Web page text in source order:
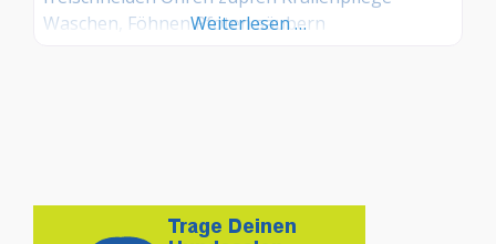
Waschen, Föhnen Pfoten säubern
Weiterlesen …